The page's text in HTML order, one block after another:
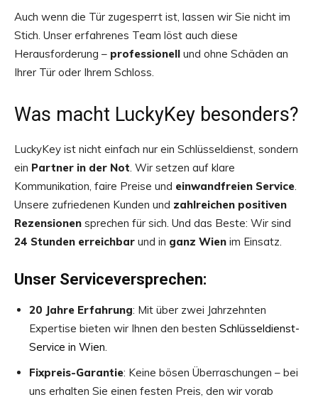
Auch wenn die Tür zugesperrt ist, lassen wir Sie nicht im
Stich. Unser erfahrenes Team löst auch diese
Herausforderung – professionell und ohne Schäden an
Ihrer Tür oder Ihrem Schloss.
Was macht LuckyKey besonders?
LuckyKey ist nicht einfach nur ein Schlüsseldienst, sondern
ein Partner in der Not. Wir setzen auf klare
Kommunikation, faire Preise und einwandfreien Service.
Unsere zufriedenen Kunden und zahlreichen positiven
Rezensionen sprechen für sich. Und das Beste: Wir sind
24 Stunden erreichbar und in ganz Wien im Einsatz.
Unser Serviceversprechen:
20 Jahre Erfahrung: Mit über zwei Jahrzehnten
Expertise bieten wir Ihnen den besten Schlüsseldienst-
Service in Wien.
Fixpreis-Garantie: Keine bösen Überraschungen – bei
uns erhalten Sie einen festen Preis, den wir vorab